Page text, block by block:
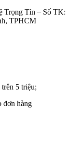
Trọng Tín – Số TK:
TPHCM
5 triệu;
đơn hàng